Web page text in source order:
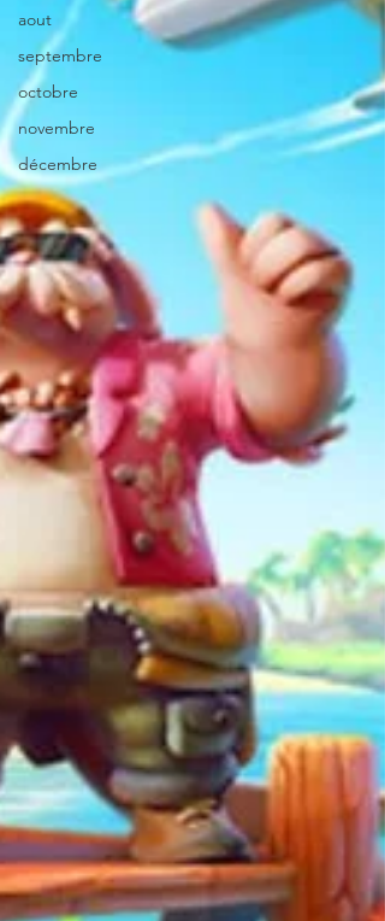
aout
septembre
octobre
novembre
décembre